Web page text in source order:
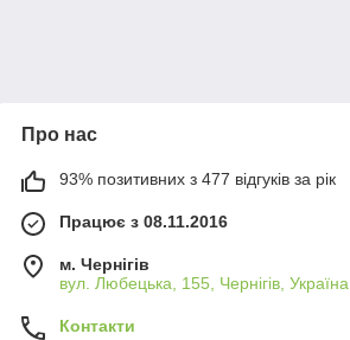
Про нас
93% позитивних з 477 відгуків за рік
Працює з 08.11.2016
м. Чернігів
вул. Любецька, 155, Чернігів, Україна
Контакти